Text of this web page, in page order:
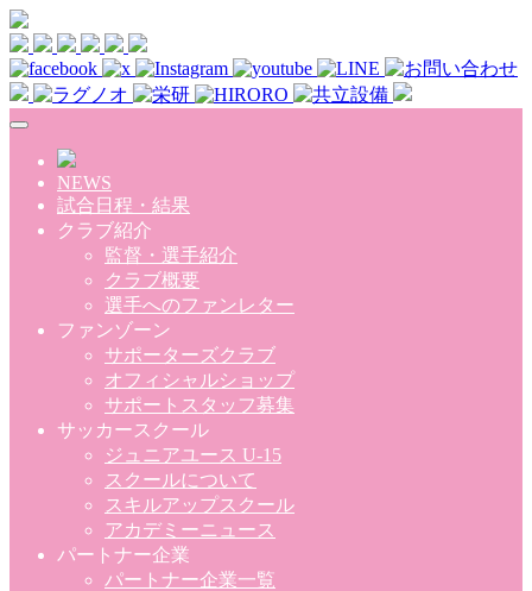
Skip to main content
NEWS
試合日程・結果
クラブ紹介
監督・選手紹介
クラブ概要
選手へのファンレター
ファンゾーン
サポーターズクラブ
オフィシャルショップ
サポートスタッフ募集
サッカースクール
ジュニアユース U-15
スクールについて
スキルアップスクール
アカデミーニュース
パートナー企業
パートナー企業一覧